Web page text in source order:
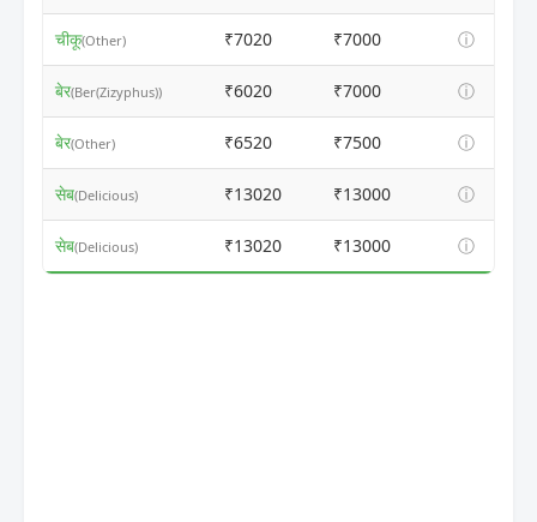
चीकू(Other) ₹7020 ₹7000 ⓘ
बेर(Ber(Zizyphus)) ₹6020 ₹7000 ⓘ
बेर(Other) ₹6520 ₹7500 ⓘ
सेब(Delicious) ₹13020 ₹13000 ⓘ
सेब(Delicious) ₹13020 ₹13000 ⓘ